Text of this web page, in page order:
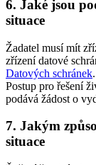
6. Jaké jsou
situace
Žadatel musí mít
zřízení datové
Datových schránek.
Postup pro řešení
podává žádost o
7. Jakým
situace